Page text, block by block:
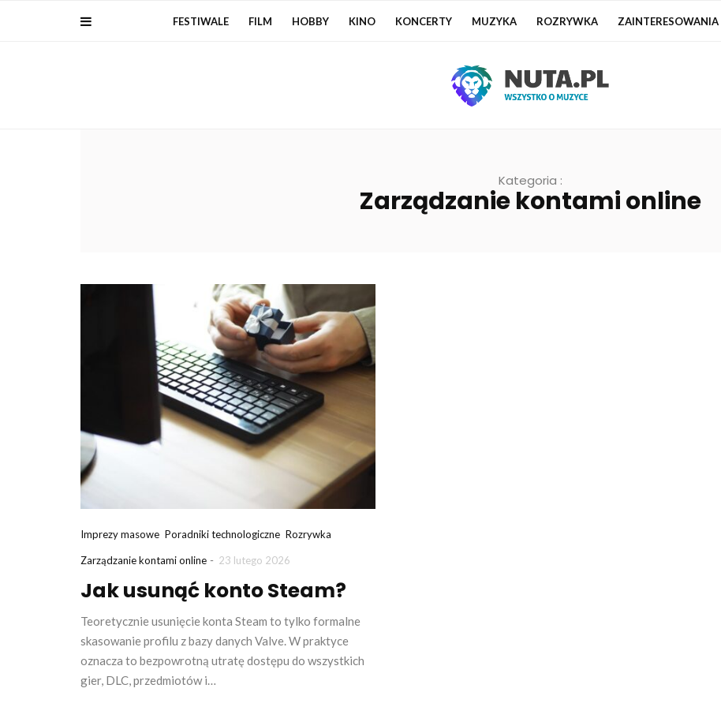
FESTIWALE FILM HOBBY KINO KONCERTY MUZYKA ROZRYWKA ZAINTERESOWANIA
Kategoria :
Zarządzanie kontami online
Imprezy masowe Poradniki technologiczne Rozrywka
Zarządzanie kontami online - 23 lutego 2026
Jak usunąć konto Steam?
Teoretycznie usunięcie konta Steam to tylko formalne
skasowanie profilu z bazy danych Valve. W praktyce
oznacza to bezpowrotną utratę dostępu do wszystkich
gier, DLC, przedmiotów i…